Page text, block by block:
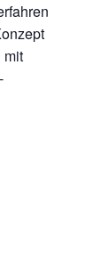
mit